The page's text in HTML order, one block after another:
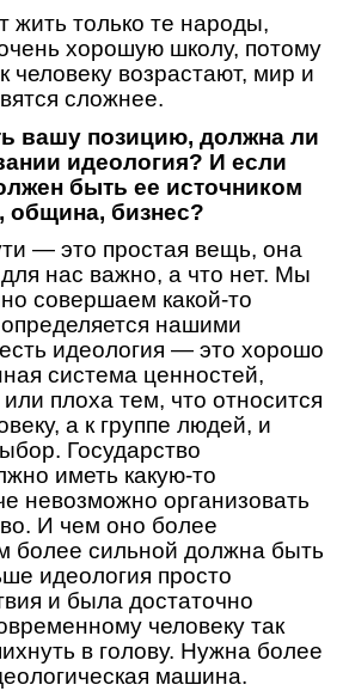
жить только те народы,
хорошую школу, потому
человеку возрастают, мир и
сложнее.
вашу позицию, должна ли
идеология? И если
быть ее источником
община, бизнес?
— это простая вещь, она
нас важно, а что нет. Мы
совершаем какой-то
нашими
идеология — это хорошо
система ценностей,
плоха тем, что относится
а к группе людей, и
Государство
иметь какую-то
невозможно организовать
И чем оно более
более сильной должна быть
идеология просто
и была достаточно
человеку так
в голову. Нужна более
машина.